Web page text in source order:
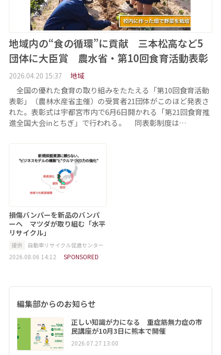
地域内の“食の循環”に貢献 三本松高など5
団体に大臣賞 農水省・第10回食育活動表彰
2026.04.20 15:37 地域
全国の優れた食育の取り組みをたたえる「第10回食育活動
表彰」（農林水産省主催）の受賞者21団体がこのほど発表さ
れた。表彰式は宇都宮市内で6月6日開かれる「第21回食育推
進全国大会inとちぎ」で行われる。 同表彰制度は…
損傷バンパーを新品のバンパ
ーへ マツダが取り組む「水平
リサイクル」
提供 自動車リサイクル促進センター
2026.08.06 14:12 SPONSORED
編集部からのお知らせ
正しい知識が力になる 重症筋無力症の市
民講座が10月3日に熊本で開催
2026.07.27 13:00